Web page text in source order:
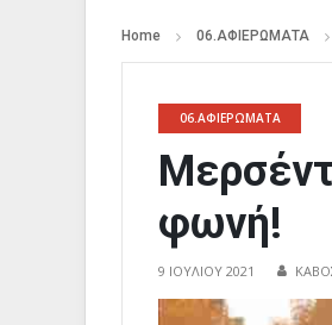
Home 06.ΑΦΙΕΡΩΜΑΤΑ
06.ΑΦΙΕΡΩΜΑΤΑ
φωνή!
9 ΙΟΥΛΊΟΥ 2021